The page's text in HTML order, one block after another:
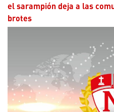
el sarampión deja a las
brotes